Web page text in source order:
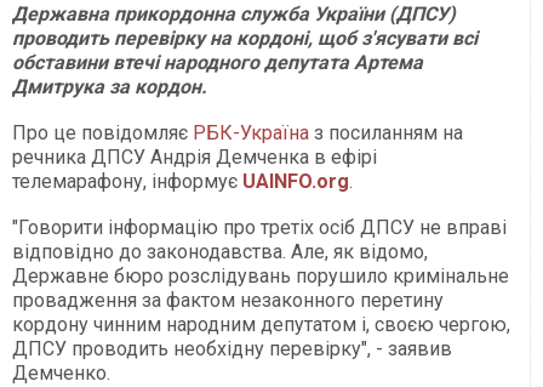
Державна прикордонна служба України (ДПСУ)
проводить перевірку на кордоні, щоб з'ясувати всі
обставини втечі народного депутата Артема
Дмитрука за кордон.
Про це повідомляє РБК-Україна з посиланням на
речника ДПСУ Андрія Демченка в ефірі
телемарафону, інформує UAINFO.org.
"Говорити інформацію про третіх осіб ДПСУ не вправі
відповідно до законодавства. Але, як відомо,
Державне бюро розслідувань порушило кримінальне
провадження за фактом незаконного перетину
кордону чинним народним депутатом і, своєю чергою,
ДПСУ проводить необхідну перевірку", - заявив
Демченко.